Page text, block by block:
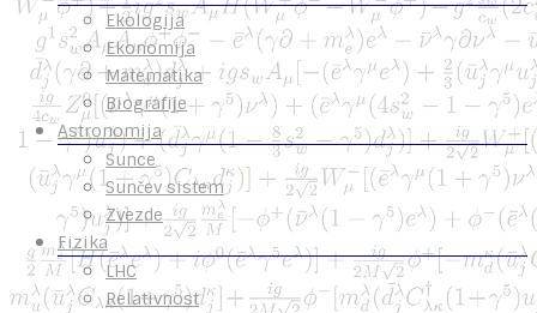
Ekologija
Ekonomija
Matematika
Biografije
Astronomija
Sunce
Sunčev sistem
Zvezde
Fizika
LHC
Relativnost